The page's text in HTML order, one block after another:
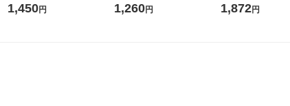
1箱（20本入）ラベルレス
1,450円
箱（18本入）オリジナル
1,260円
ス 1セット（48本
1,872円